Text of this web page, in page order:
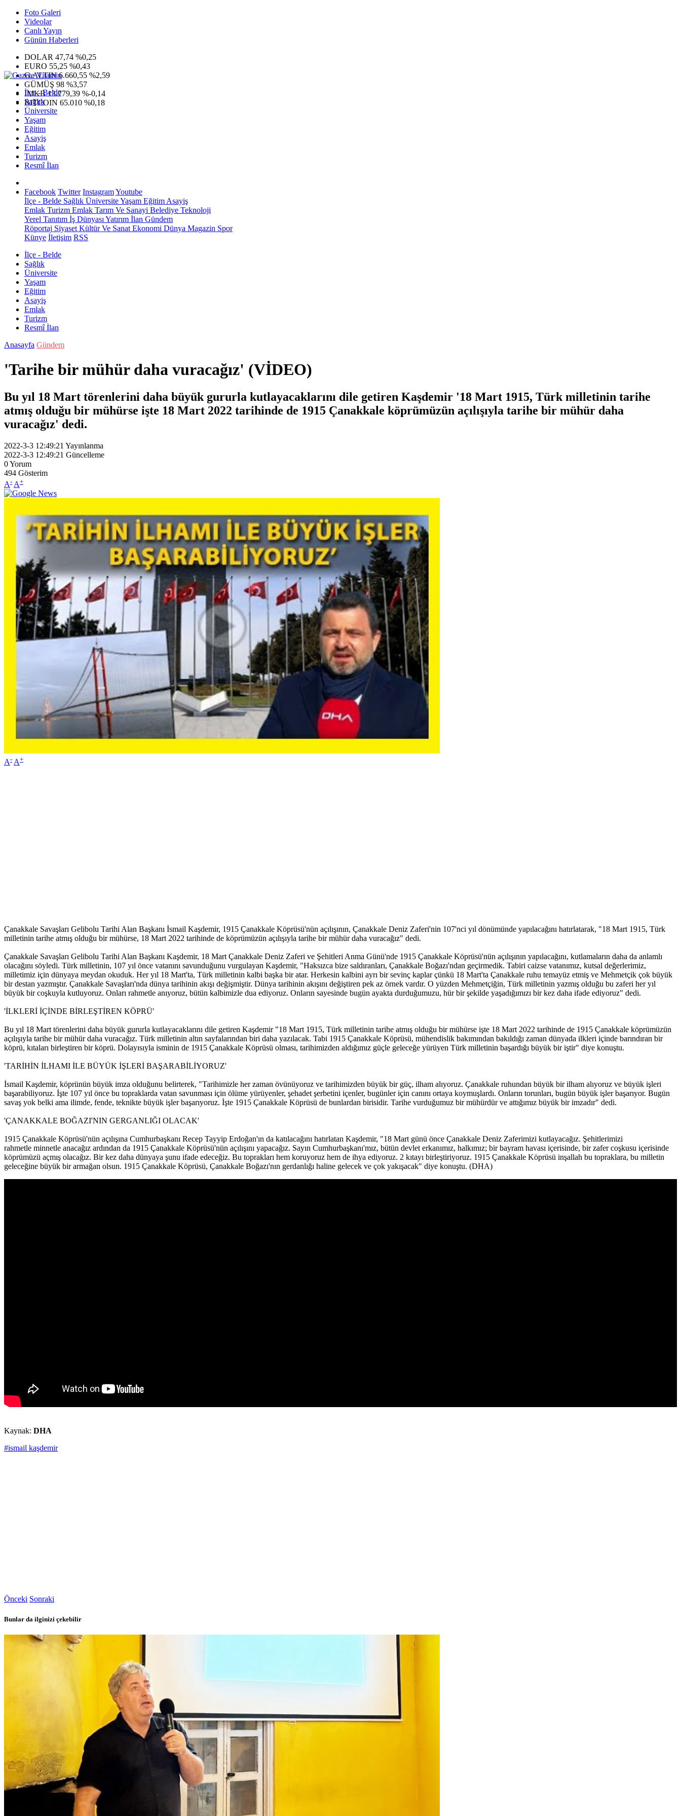
Foto Galeri
Videolar
Canlı Yayın
Günün Haberleri
DOLAR 47,74 %0,25
EURO 55,25 %0,43
G.ALTIN6.660,55 %2,59
GÜMÜŞ 98 %3,57
IMKB13.779,39 %-0,14
BITCOIN 65.010 %0,18
İlçe - Belde
Sağlık
Üniversite
Yaşam
Eğitim
Asayiş
Emlak
Turizm
Resmî İlan
Facebook Twitter InstagramYoutube
İlçe - Belde Sağlık ÜniversiteYaşam Eğitim Asayiş
Emlak Turizm Emlak Tarım Ve Sanayi Belediye Teknoloji
Yerel Tanıtım İş Dünyası Yatırım İlan Gündem
Röportaj Siyaset Kültür Ve Sanat Ekonomi Dünya Magazin Spor
Künye İletişim RSS
İlçe - Belde
Sağlık
Üniversite
Yaşam
Eğitim
Asayiş
Emlak
Turizm
Resmî İlan
Anasayfa Gündem
'Tarihe bir mühür daha vuracağız' (VİDEO)
Bu yıl 18 Mart törenlerini daha büyük gururla kutlayacaklarını dile getiren Kaşdemir '18 Mart 1915, Türk milletinin tarihe
atmış olduğu bir mühürse işte 18 Mart 2022 tarihinde de 1915 Çanakkale köprümüzün açılışıyla tarihe bir mühür daha
vuracağız' dedi.
2022-3-3 12:49:21 Yayınlanma
2022-3-3 12:49:21 Güncelleme
0Yorum
494 Gösterim
A- A+
A- A+
Çanakkale Savaşları Gelibolu Tarihi Alan Başkanı İsmail Kaşdemir, 1915 Çanakkale Köprüsü'nün açılışının, Çanakkale Deniz Zaferi'nin 107'nci yıl dönümünde yapılacağını hatırlatarak, "18 Mart 1915, Türk
milletinin tarihe atmış olduğu bir mühürse, 18 Mart 2022 tarihinde de köprümüzün açılışıyla tarihe bir mühür daha vuracağız" dedi.
Çanakkale Savaşları Gelibolu Tarihi Alan Başkanı Kaşdemir, 18 Mart Çanakkale Deniz Zaferi ve Şehitleri Anma Günü'nde 1915 Çanakkale Köprüsü'nün açılışının yapılacağını, kutlamaların daha da anlamlı
olacağını söyledi. Türk milletinin, 107 yıl önce vatanını savunduğunu vurgulayan Kaşdemir, "Haksızca bize saldıranları, Çanakkale Boğazı'ndan geçirmedik. Tabiri caizse vatanımız, kutsal değerlerimiz,
milletimiz için dünyaya meydan okuduk. Her yıl 18 Mart'ta, Türk milletinin kalbi başka bir atar. Herkesin kalbini ayrı bir sevinç kaplar çünkü 18 Mart'ta Çanakkale ruhu temayüz etmiş ve Mehmetçik çok büyük
bir destan yazmıştır. Çanakkale Savaşları'nda dünya tarihinin akışı değişmiştir. Dünya tarihinin akışını değiştiren pek az örnek vardır. O yüzden Mehmetçiğin, Türk milletinin yazmış olduğu bu zaferi her yıl
büyük bir coşkuyla kutluyoruz. Onları rahmetle anıyoruz, bütün kalbimizle dua ediyoruz. Onların sayesinde bugün ayakta durduğumuzu, hür bir şekilde yaşadığımızı bir kez daha ifade ediyoruz" dedi.
'İLKLERİ İÇİNDE BİRLEŞTİREN KÖPRÜ'
Bu yıl 18 Mart törenlerini daha büyük gururla kutlayacaklarını dile getiren Kaşdemir "18 Mart 1915, Türk milletinin tarihe atmış olduğu bir mühürse işte 18 Mart 2022 tarihinde de 1915 Çanakkale köprümüzün
açılışıyla tarihe bir mühür daha vuracağız. Türk milletinin altın sayfalarından biri daha yazılacak. Tabi 1915 Çanakkale Köprüsü, mühendislik bakımından bakıldığı zaman dünyada ilkleri içinde barındıran bir
köprü, kıtaları birleştiren bir köprü. Dolayısıyla isminin de 1915 Çanakkale Köprüsü olması, tarihimizden aldığımız güçle geleceğe yürüyen Türk milletinin başardığı büyük bir iştir" diye konuştu.
'TARİHİN İLHAMI İLE BÜYÜK İŞLERİ BAŞARABİLİYORUZ'
İsmail Kaşdemir, köprünün büyük imza olduğunu belirterek, "Tarihimizle her zaman övünüyoruz ve tarihimizden büyük bir güç, ilham alıyoruz. Çanakkale ruhundan büyük bir ilham alıyoruz ve büyük işleri
başarabiliyoruz. İşte 107 yıl önce bu topraklarda vatan savunması için ölüme yürüyenler, şehadet şerbetini içenler, bugünler için canını ortaya koymuşlardı. Onların torunları, bugün büyük işler başarıyor. Bugün
savaş yok belki ama ilimde, fende, teknikte büyük işler başarıyoruz. İşte 1915 Çanakkale Köprüsü de bunlardan birisidir. Tarihe vurduğumuz bir mühürdür ve attığımız büyük bir imzadır" dedi.
'ÇANAKKALE BOĞAZI'NIN GERGANLIĞI OLACAK'
1915 Çanakkale Köprüsü'nün açılışına Cumhurbaşkanı Recep Tayyip Erdoğan'ın da katılacağını hatırlatan Kaşdemir, "18 Mart günü önce Çanakkale Deniz Zaferimizi kutlayacağız. Şehitlerimizi
rahmetle minnetle anacağız ardından da 1915 Çanakkale Köprüsü'nün açılışını yapacağız. Sayın Cumhurbaşkanı'mız, bütün devlet erkanımız, halkımız; bir bayram havası içerisinde, bir zafer coşkusu içerisinde
köprümüzü açmış olacağız. Bir kez daha dünyaya şunu ifade edeceğiz. Bu toprakları hem koruyoruz hem de ihya ediyoruz. 2 kıtayı birleştiriyoruz. 1915 Çanakkale Köprüsü inşallah bu topraklara, bu milletin
geleceğine büyük bir armağan olsun. 1915 Çanakkale Köprüsü, Çanakkale Boğazı'nın gerdanlığı haline gelecek ve çok yakışacak" diye konuştu. (DHA)
Kaynak: DHA
#ismail kaşdemir
Önceki Sonraki
Bunlar da ilginizi çekebilir